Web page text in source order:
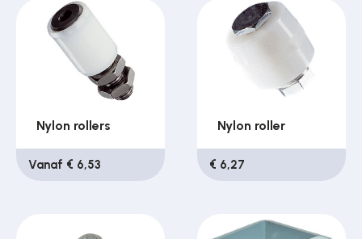
Nylon rollers
Vanaf € 6,53
Nylon roller
€ 6,27